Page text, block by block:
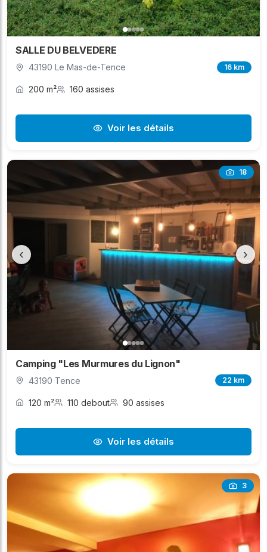
SALLE DU BELVEDERE
43190 Le Mas-de-Tence 16 km
200 m² 160 assises
Voir les détails
18
‹ ›
Camping "Les Murmures du Lignon"
43190 Tence 22 km
120 m² 110 debout 90 assises
Voir les détails
3